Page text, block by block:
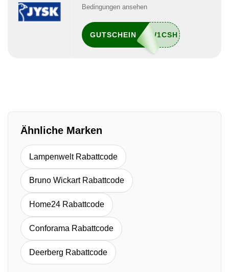
Bedingungen ansehen
GUTSCHEIN
Ähnliche Marken
Lampenwelt Rabattcode
Bruno Wickart Rabattcode
Home24 Rabattcode
Conforama Rabattcode
Deerberg Rabattcode